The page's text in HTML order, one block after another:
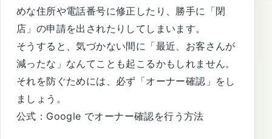
めな住所や電話番号に修正したり、勝手に「閉
店」の申請を出されたりしてしまいます。
そうすると、気づかない間に「最近、お客さんが
減ったな」なんてことも起こるかもしれません。
それを防ぐためには、必ず「オーナー確認」をし
ましょう。
公式： Google でオーナー確認を行う方法